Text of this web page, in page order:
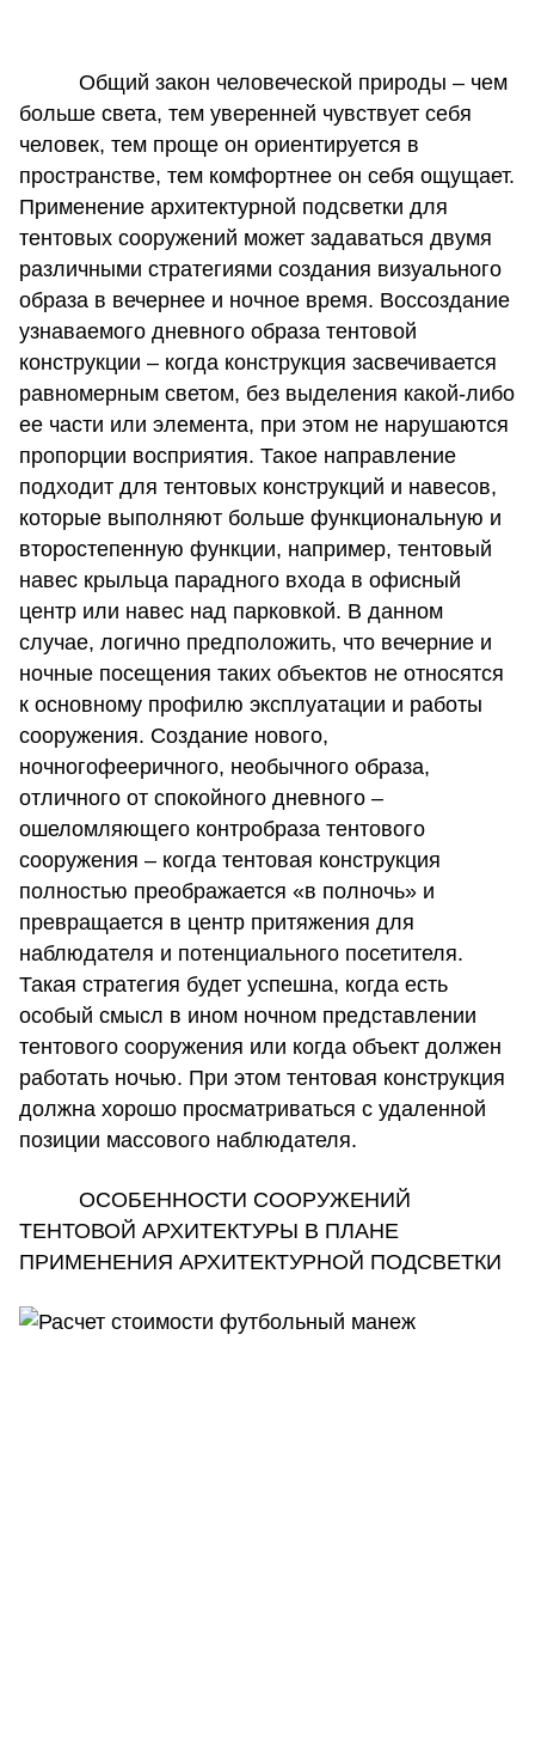
Общий закон человеческой природы – чем
больше света, тем уверенней чувствует себя
человек, тем проще он ориентируется в
пространстве, тем комфортнее он себя ощущает.
Применение архитектурной подсветки для
тентовых сооружений может задаваться двумя
различными стратегиями создания визуального
образа в вечернее и ночное время. Воссоздание
узнаваемого дневного образа тентовой
конструкции – когда конструкция засвечивается
равномерным светом, без выделения какой-либо
ее части или элемента, при этом не нарушаются
пропорции восприятия. Такое направление
подходит для тентовых конструкций и навесов,
которые выполняют больше функциональную и
второстепенную функции, например, тентовый
навес крыльца парадного входа в офисный
центр или навес над парковкой. В данном
случае, логично предположить, что вечерние и
ночные посещения таких объектов не относятся
к основному профилю эксплуатации и работы
сооружения. Создание нового,
ночногофееричного, необычного образа,
отличного от спокойного дневного –
ошеломляющего контробраза тентового
сооружения – когда тентовая конструкция
полностью преображается «в полночь» и
превращается в центр притяжения для
наблюдателя и потенциального посетителя.
Такая стратегия будет успешна, когда есть
особый смысл в ином ночном представлении
тентового сооружения или когда объект должен
работать ночью. При этом тентовая конструкция
должна хорошо просматриваться с удаленной
позиции массового наблюдателя.
ОСОБЕННОСТИ СООРУЖЕНИЙ
ТЕНТОВОЙ АРХИТЕКТУРЫ В ПЛАНЕ
ПРИМЕНЕНИЯ АРХИТЕКТУРНОЙ ПОДСВЕТКИ